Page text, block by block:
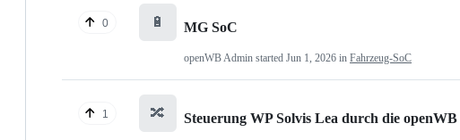
0 🔋 MG SoC
openWB Admin started Jun 1, 2026 in Fahrzeug-SoC
1 🔀 Steuerung WP Solvis Lea durch die openWB